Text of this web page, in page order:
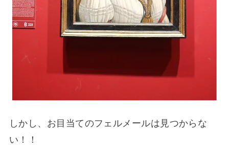
しかし、お目当てのフェルメールは見つからな
い！！